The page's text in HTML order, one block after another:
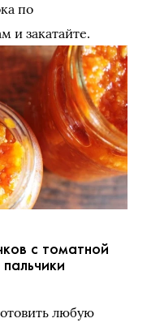
по
и закатайте.
с томатной
любую